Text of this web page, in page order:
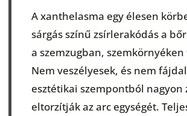
A xanthelasma egy élesen
sárgás színű zsírlerakódás a
a szemzugban,
Nem veszélyesek, és nem
esztétikai szempontból nagyon
eltorzítják az arc egységét.